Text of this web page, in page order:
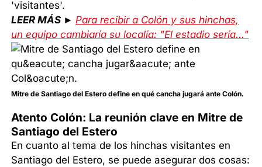
'visitantes'.
LEER MÁS ►Para recibir a Colón y sus hinchas,
un equipo cambiaría su localía: "El estadio sería..."
Mitre de Santiago del Estero define en qué cancha jugará ante Colón.
Atento Colón: La reunión clave en Mitre de
Santiago del Estero
En cuanto al tema de los hinchas visitantes en
Santiago del Estero, se puede asegurar dos cosas: